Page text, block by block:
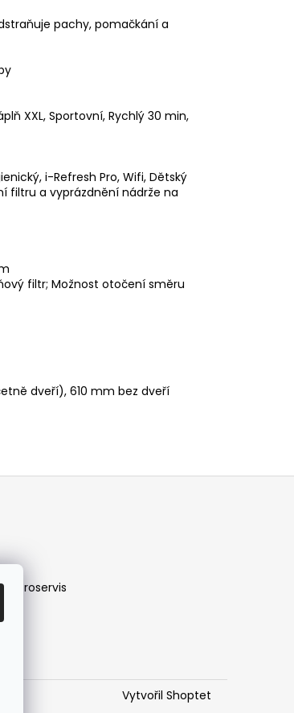
pachy, pomačkání a
XXL, Sportovní, Rychlý 30 min,
i-Refresh Pro, Wifi, Dětský
filtru a vyprázdnění nádrže na
filtr; Možnost otočení směru
dveří), 610 mm bez dveří
Vytvořil Shoptet